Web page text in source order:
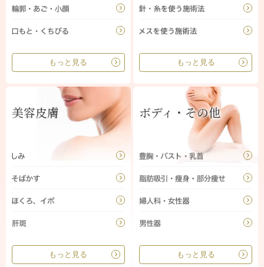
もっと見る もっと見る
美容皮膚
もっと見る
ボディ・その他
もっと見る